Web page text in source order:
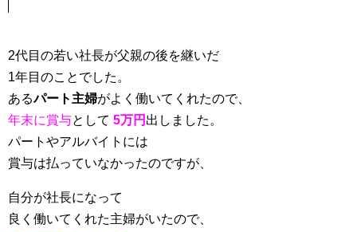
2代目の若い社長が父親の後を継いだ
1年目のことでした。
あるパート主婦がよく働いてくれたので、
年末に賞与として 5万円 出しました。
パートやアルバイトには
賞与は払っていなかったのですが、
自分が社長になって
良く働いてくれた主婦がいたので、